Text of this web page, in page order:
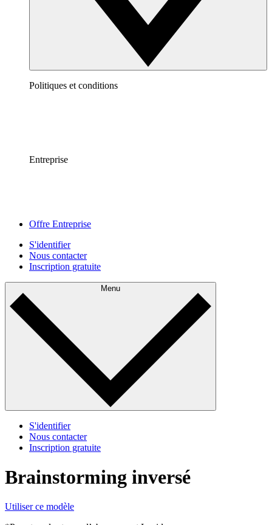
Politiques et conditions
Entreprise
Offre Entreprise
S'identifier
Nous contacter
Inscription gratuite
Menu
S'identifier
Nous contacter
Inscription gratuite
Brainstorming inversé
Utiliser ce modèle